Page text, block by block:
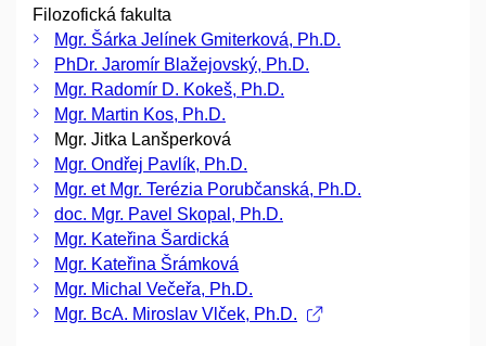
Filozofická fakulta
Mgr. Šárka Jelínek Gmiterková, Ph.D.
PhDr. Jaromír Blažejovský, Ph.D.
Mgr. Radomír D. Kokeš, Ph.D.
Mgr. Martin Kos, Ph.D.
Mgr. Jitka Lanšperková
Mgr. Ondřej Pavlík, Ph.D.
Mgr. et Mgr. Terézia Porubčanská, Ph.D.
doc. Mgr. Pavel Skopal, Ph.D.
Mgr. Kateřina Šardická
Mgr. Kateřina Šrámková
Mgr. Michal Večeřa, Ph.D.
Mgr. BcA. Miroslav Vlček, Ph.D.